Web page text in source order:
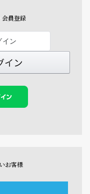
会員登録
お客様